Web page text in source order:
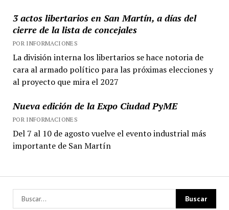
3 actos libertarios en San Martín, a días del
cierre de la lista de concejales
POR INFORMACIONES
La división interna los libertarios se hace notoria de
cara al armado político para las próximas elecciones y
al proyecto que mira el 2027
Nueva edición de la Expo Ciudad PyME
POR INFORMACIONES
Del 7 al 10 de agosto vuelve el evento industrial más
importante de San Martín